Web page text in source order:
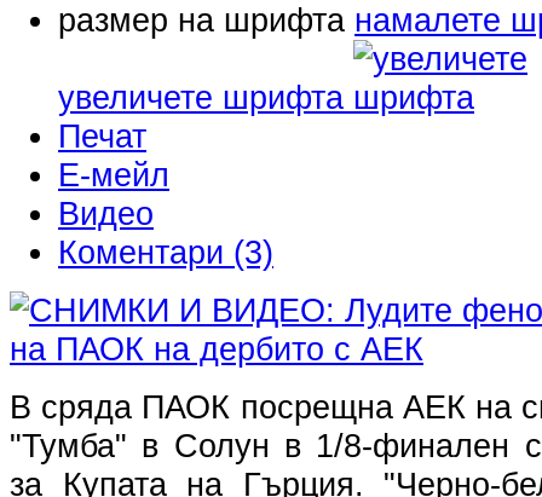
размер на шрифта намалете
увеличете шрифта
Печат
Е-мейл
Видео
Коментари (3)
В сряда ПАОК посрещна АЕК на
"Тумба" в Солун в 1/8-финален
за Купата на Гърция. "Черно-